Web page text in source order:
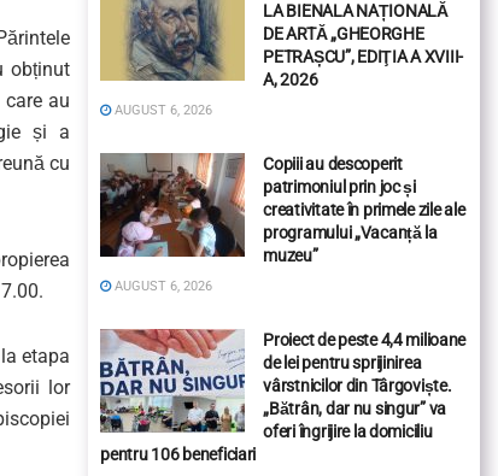
obținut
care au
și a
cu
7.00.
etapa
ii
lor
LA BIENALA NAȚIONALĂ
DE ARTĂ „GHEORGHE
PETRAȘCU”, EDIŢIA A XVIII-
A, 2026
AUGUST 6, 2026
Copiii au descoperit
patrimoniul prin joc și
creativitate în primele zile ale
programului „Vacanță la
muzeu”
AUGUST 6, 2026
Proiect de peste 4,4 milioane
de lei pentru sprijinirea
vârstnicilor din Târgoviște.
„Bătrân, dar nu singur” va
oferi îngrijire la domiciliu
pentru 106 beneficiari